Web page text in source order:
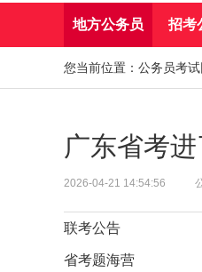
地方公务员 招考
您当前位置： 公务员考试
广东省考
2026-04-21 14:54:56
联考公告
省考题海营